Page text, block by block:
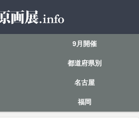
9月開催
都道府県別
名古屋
福岡